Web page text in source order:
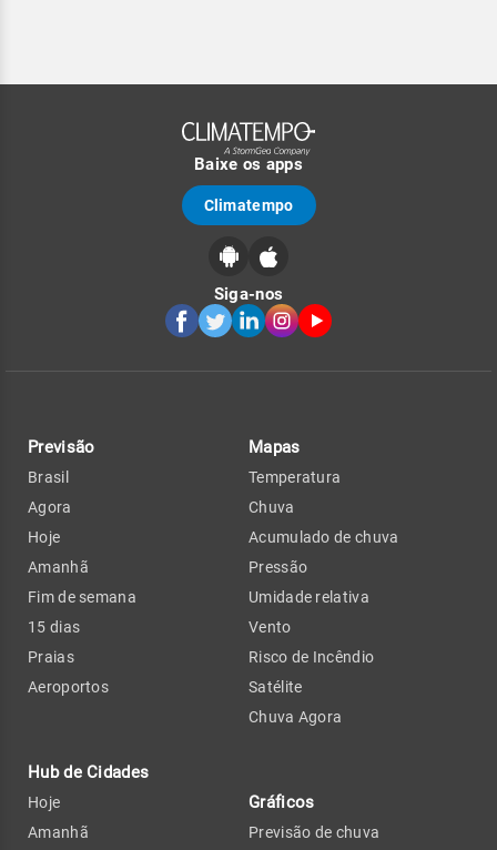
Baixe os apps
Climatempo
Siga-nos
Previsão
Brasil
Agora
Hoje
Amanhã
Fim de semana
15 dias
Praias
Aeroportos
Hub de Cidades
Hoje
Amanhã
Mapas
Temperatura
Chuva
Acumulado de chuva
Pressão
Umidade relativa
Vento
Risco de Incêndio
Satélite
Chuva Agora
Gráficos
Previsão de chuva